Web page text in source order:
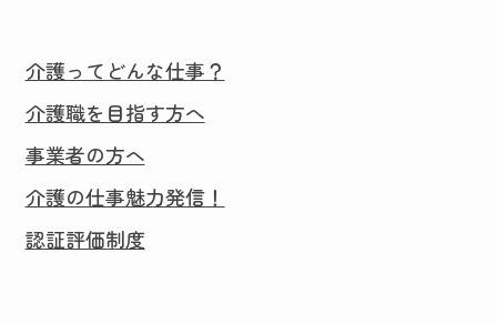
介護ってどんな仕事？
介護職を目指す方へ
事業者の方へ
介護の仕事魅力発信！
認証評価制度